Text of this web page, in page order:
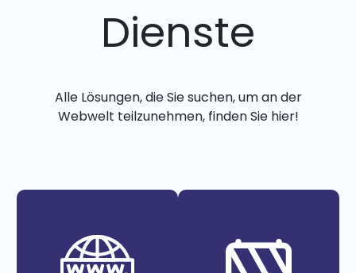
Dienste
Alle Lösungen, die Sie suchen, um an der
Webwelt teilzunehmen, finden Sie hier!